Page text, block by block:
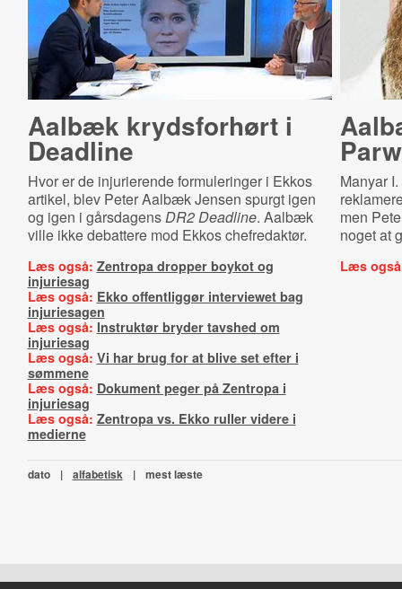
Aalbæk krydsforhørt i
Deadline
Hvor er de injurierende formuleringer i Ekkos
artikel, blev Peter Aalbæk Jensen spurgt igen
og igen i gårsdagensDR2 Deadline. Aalbæk
ville ikke debattere mod Ekkos chefredaktør.
Læs også: Zentropa dropper boykot og
injuriesag
Læs også: Ekko offentliggør interviewet bag
injuriesagen
Læs også: Instruktør bryder tavshed om
injuriesag
Læs også: Vi har brug for at blive set efter i
sømmene
Læs også: Dokument peger på Zentropa i
injuriesag
Læs også: Zentropa vs. Ekko ruller videre i
medierne
Manyar
men
noget at
Læs
dato | alfabetisk | mest læste